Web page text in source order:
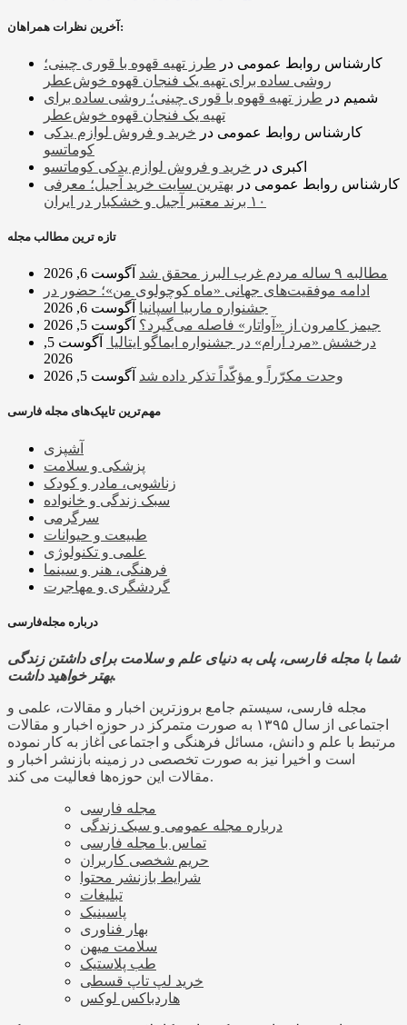
آخرین نظرات همراهان:
کارشناس روابط عمومی در طرز تهیه قهوه با قوری چینی؛
روشی ساده برای تهیه یک فنجان قهوه خوش‌عطر
شمیم در طرز تهیه قهوه با قوری چینی؛ روشی ساده برای
تهیه یک فنجان قهوه خوش‌عطر
کارشناس روابط عمومی در خرید و فروش لوازم یدکی
کوماتسو
اکبری در خرید و فروش لوازم یدکی کوماتسو
کارشناس روابط عمومی در بهترین سایت خرید آجیل؛ معرفی
۱۰ برند معتبر آجیل و خشکبار در ایران
تازه ترین مطالب مجله
مطالبه ۹ ساله مردم غرب البرز محقق شد
آگوست 6, 2026
ادامه موفقیت‌های جهانی «ماه کوچولوی من»؛ حضور در
جشنواره ماربیا اسپانیا آگوست 6, 2026
جیمز کامرون از «آواتار» فاصله می‌گیرد؟ آگوست 5, 2026
درخشش «مرد آرام» در جشنواره ایماگو ایتالیا
آگوست 5,
2026
وحدت مکرّراً و مؤکّداً تذکر داده شد آگوست 5, 2026
مهم‌ترین تایپک‌های مجله فارسی
آشپزی
پزشکی و سلامت
زناشویی، مادر و کودک
سبک زندگی و خانواده
سرگرمی
طبیعت و حیوانات
علمی و تکنولوژی
فرهنگی، هنر و سینما
گردشگری و مهاجرت
درباره مجله‌فارسی
شما با مجله فارسی، پلی به دنیای علم و سلامت برای داشتن زندگی
بهتر خواهید داشت.
مجله فارسی، سیستم جامع بروزترین اخبار و مقالات، علمی و
اجتماعی از سال ۱۳۹۵ به صورت متمرکز در حوزه اخبار و مقالات
مرتبط با علم و دانش، مسائل فرهنگی و اجتماعی آغاز به کار نموده
است و اخیرا نیز به صورت تخصصی در زمینه بازنشر اخبار و
مقالات این حوزه‌ها فعالیت می کند.
مجله فارسی
درباره مجله عمومی و سبک زندگی
تماس با مجله فارسی
حریم شخصی کاربران
شرایط بازنشر محتوا
تبلیغات
پاسینیک
بهار فناوری
سلامت میهن
طب پلاستیک
خرید لپ تاپ قسطی
هاردباکس لوکس